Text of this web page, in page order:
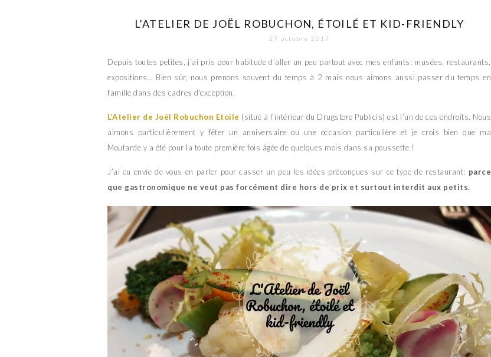
L’ATELIER DE JOËL ROBUCHON, ÉTOILÉ ET KID-FRIENDLY
27 octobre 2017
Depuis toutes petites, j’ai pris pour habitude d’aller un peu partout avec mes enfants: musées, restaurants,
expositions… Bien sûr, nous prenons souvent du temps à 2 mais nous aimons aussi passer du temps en
famille dans des cadres d’exception.
L’Atelier de Joël Robuchon Etoile (situé à l’intérieur du Drugstore Publicis) est l’un de ces endroits. Nous
aimons particulièrement y fêter un anniversaire ou une occasion particulière et je crois bien que ma
Moutarde y a été pour la toute première fois âgée de quelques mois dans sa poussette !
J’ai eu envie de vous en parler pour casser un peu les idées préconçues sur ce type de restaurant: parce
que gastronomique ne veut pas forcément dire hors de prix et surtout interdit aux petits.